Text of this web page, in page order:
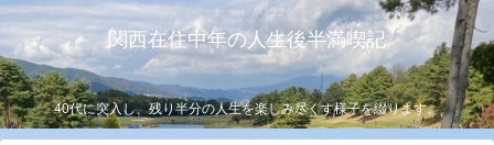
関西在住中年の人生後半満喫記
40代に突入し、残り半分の人生を楽しみ尽くす様子を綴ります。